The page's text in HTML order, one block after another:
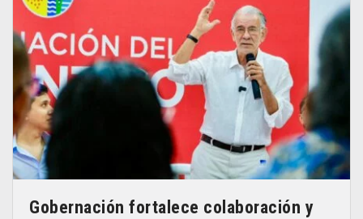
Gobernación fortalece colaboración y